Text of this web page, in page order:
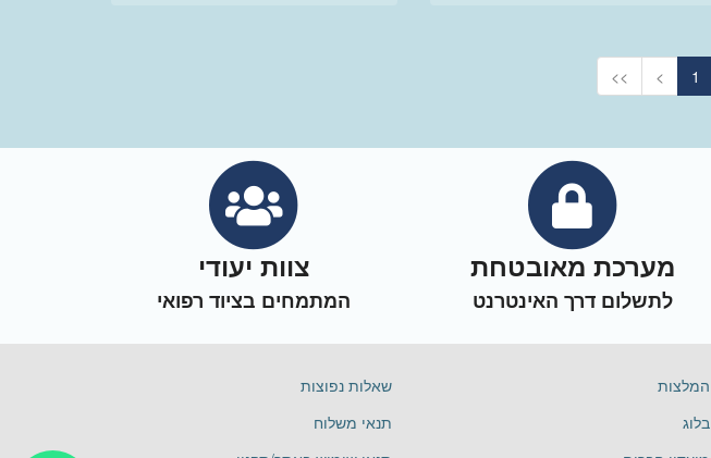
<< < 1
מערכת מאובטחת
לתשלום דרך האינטרנט
צוות יעודי
המתמחים בציוד רפואי
המלצות
בלוג
שאלות נפוצות
תנאי משלוח